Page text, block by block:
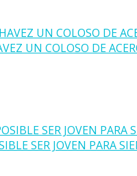
UN COLOSO DE
SER JOVEN PARA